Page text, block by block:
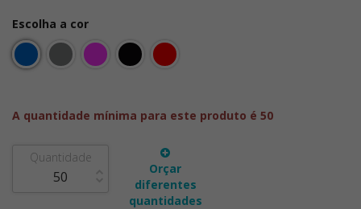
Escolha a cor
A quantidade mínima para este produto é 50
Quantidade
Orçar
diferentes
quantidades